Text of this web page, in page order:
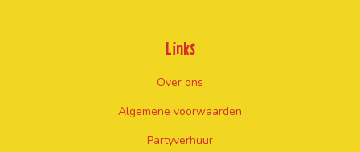
Links
Over ons
Algemene voorwaarden
Partyverhuur